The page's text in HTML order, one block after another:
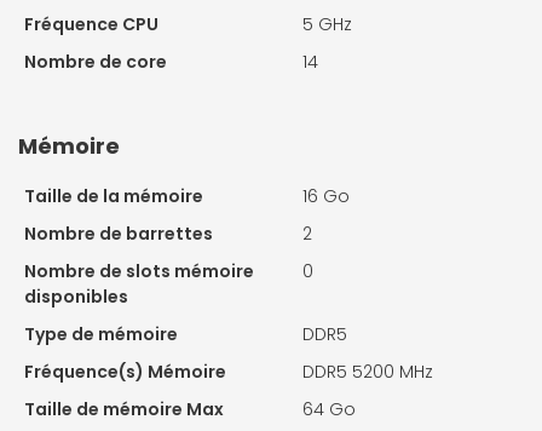
Fréquence CPU
5 GHz
Nombre de core
14
Mémoire
Taille de la mémoire
16 Go
Nombre de barrettes
2
Nombre de slots mémoire
disponibles
0
Type de mémoire
DDR5
Fréquence(s) Mémoire
DDR5 5200 MHz
Taille de mémoire Max
64 Go